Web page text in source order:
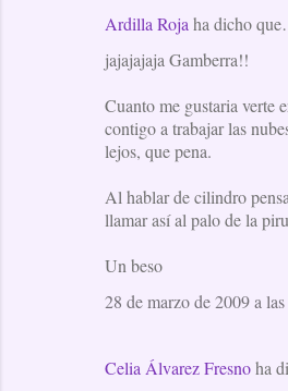
Ardilla Roja ha dicho
jajajajaja Gamberra!!
Cuanto me gustaria verte
contigo a trabajar las
lejos, que pena.
Al hablar de cilindro
llamar así al palo de la
Un beso
28 de marzo de 2009 a
Celia Álvarez Fresnoha